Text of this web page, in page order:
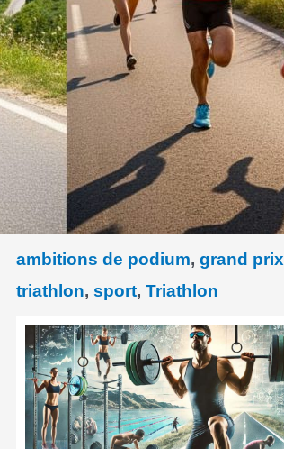
ambitions de podium, grand prix
triathlon, sport, Triathlon